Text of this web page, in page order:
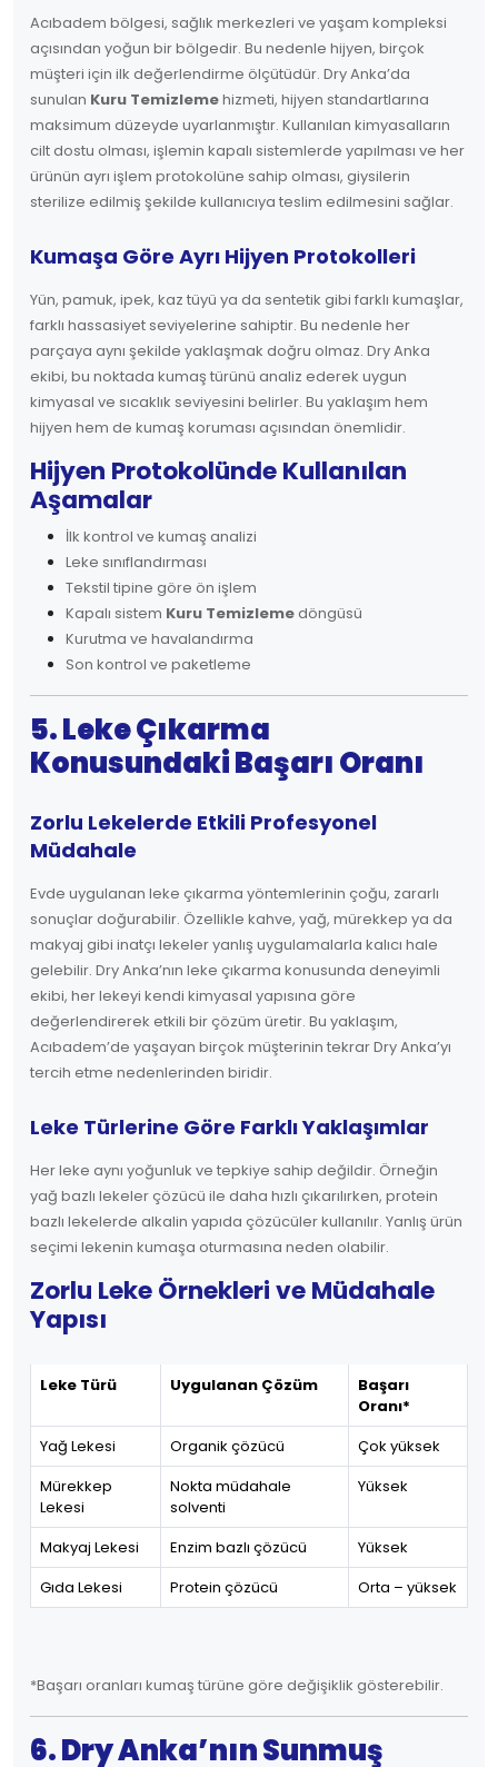
Acıbadem bölgesi, sağlık merkezleri ve yaşam kompleksi
açısından yoğun bir bölgedir. Bu nedenle hijyen, birçok
müşteri için ilk değerlendirme ölçütüdür. Dry Anka’da
sunulan Kuru Temizlemehizmeti, hijyen standartlarına
maksimum düzeyde uyarlanmıştır. Kullanılan kimyasalların
cilt dostu olması, işlemin kapalı sistemlerde yapılması ve her
ürünün ayrı işlem protokolüne sahip olması, giysilerin
sterilize edilmiş şekilde kullanıcıya teslim edilmesini sağlar.
Kumaşa Göre Ayrı Hijyen Protokolleri
Yün, pamuk, ipek, kaz tüyü ya da sentetik gibi farklı kumaşlar,
farklı hassasiyet seviyelerine sahiptir. Bu nedenle her
parçaya aynı şekilde yaklaşmak doğru olmaz. Dry Anka
ekibi, bu noktada kumaş türünü analiz ederek uygun
kimyasal ve sıcaklık seviyesini belirler. Bu yaklaşım hem
hijyen hem de kumaş koruması açısından önemlidir.
Hijyen Protokolünde Kullanılan
Aşamalar
İlk kontrol ve kumaş analizi
Leke sınıflandırması
Tekstil tipine göre ön işlem
Kapalı sistem Kuru Temizlemedöngüsü
Kurutma ve havalandırma
Son kontrol ve paketleme
5. Leke Çıkarma
Konusundaki Başarı Oranı
Zorlu Lekelerde Etkili Profesyonel
Müdahale
Evde uygulanan leke çıkarma yöntemlerinin çoğu, zararlı
sonuçlar doğurabilir. Özellikle kahve, yağ, mürekkep ya da
makyaj gibi inatçı lekeler yanlış uygulamalarla kalıcı hale
gelebilir. Dry Anka’nın leke çıkarma konusunda deneyimli
ekibi, her lekeyi kendi kimyasal yapısına göre
değerlendirerek etkili bir çözüm üretir. Bu yaklaşım,
Acıbadem’de yaşayan birçok müşterinin tekrar Dry Anka’yı
tercih etme nedenlerinden biridir.
Leke Türlerine Göre Farklı Yaklaşımlar
Her leke aynı yoğunluk ve tepkiye sahip değildir. Örneğin
yağ bazlı lekeler çözücü ile daha hızlı çıkarılırken, protein
bazlı lekelerde alkalin yapıda çözücüler kullanılır. Yanlış ürün
seçimi lekenin kumaşa oturmasına neden olabilir.
Zorlu Leke Örnekleri ve Müdahale
Yapısı
Leke Türü Uygulanan Çözüm
Başarı
Oranı*
Yağ Lekesi
Organik çözücü
Çok yüksek
Mürekkep
Lekesi
Nokta müdahale
solventi
Yüksek
Makyaj Lekesi Enzim bazlı çözücü
Yüksek
Gıda Lekesi
Protein çözücü Orta – yüksek
*Başarı oranları kumaş türüne göre değişiklik gösterebilir.
6. Dry Anka’nın Sunmuş